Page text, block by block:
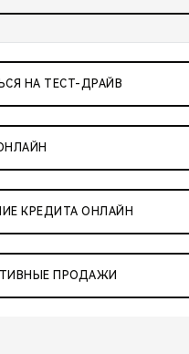
НА ТЕСТ-ДРАЙВ
КРЕДИТА ОНЛАЙН
ПРОДАЖИ